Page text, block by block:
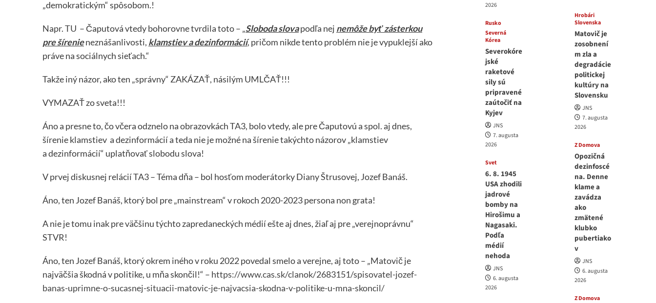
„demokratickým“ spôsobom.!
Napr.TU – Čaputová vtedy bohorovne tvrdila toto – „Sloboda slovapodľa nej nemôže byť zásterkou
pre šírenieneznášanlivosti, klamstiev a dezinformácií, pričom nikde tento problém nie je vypuklejší ako
práve na sociálnych sieťach.“
Takže iný názor, ako ten „správny“ ZAKÁZAŤ, násilým UMLČAŤ!!!
VYMAZAŤ zo sveta!!!
Áno a presne to, čo včera odznelo na obrazovkách TA3, bolo vtedy, ale pre Čaputovú a spol. aj dnes,
šírenie klamstiev a dezinformácií a teda nie je možné na šírenie takýchto názorov „klamstiev
a dezinformácií“ uplatňovať slobodu slova!
V prvej diskusnej relácií TA3 – Téma dňa – bol hosťom moderátorky Diany Štrusovej, Jozef Banáš.
Áno, ten Jozef Banáš, ktorý bol pre „mainstream“ v rokoch 2020-2023 persona non grata!
A nie je tomu inak pre väčšinu týchto zapredaneckých médií ešte aj dnes, žiaľ aj pre „verejnoprávnu“
STVR!
Áno, ten Jozef Banáš, ktorý okrem iného v roku 2022 povedal smelo a verejne, aj toto – „Matovič je
najväčšia škodná v politike, u mňa skončil!“ – https://www.cas.sk/clanok/2683151/spisovatel-jozef-
banas-uprimne-o-sucasnej-situacii-matovic-je-najvacsia-skodna-v-politike-u-mna-skoncil/
2026
Rusko
Severná
Kórea
Severokóre
jské
raketové
sily sú
pripravené
zaútočiť na
Kyjev
JNS
7. augusta
2026
Svet
6. 8. 1945
USA zhodili
jadrové
bomby na
Hirošimu a
Nagasaki.
Podľa
médií
nehoda
JNS
6. augusta
2026
Hrobári
Slovenska
Matovič je
zosobnení
m zla a
degradácie
politickej
kultúry na
Slovensku
JNS
7. augusta
2026
Z Domova
Opozičná
dezinfoscé
na. Denne
klame a
zavádza
ako
zmätené
klubko
pubertiako
v
JNS
6. augusta
2026
Z Domova